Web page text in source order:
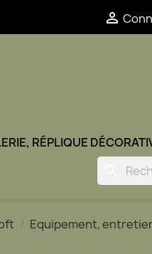

RÉPLIQUE
Equipement,